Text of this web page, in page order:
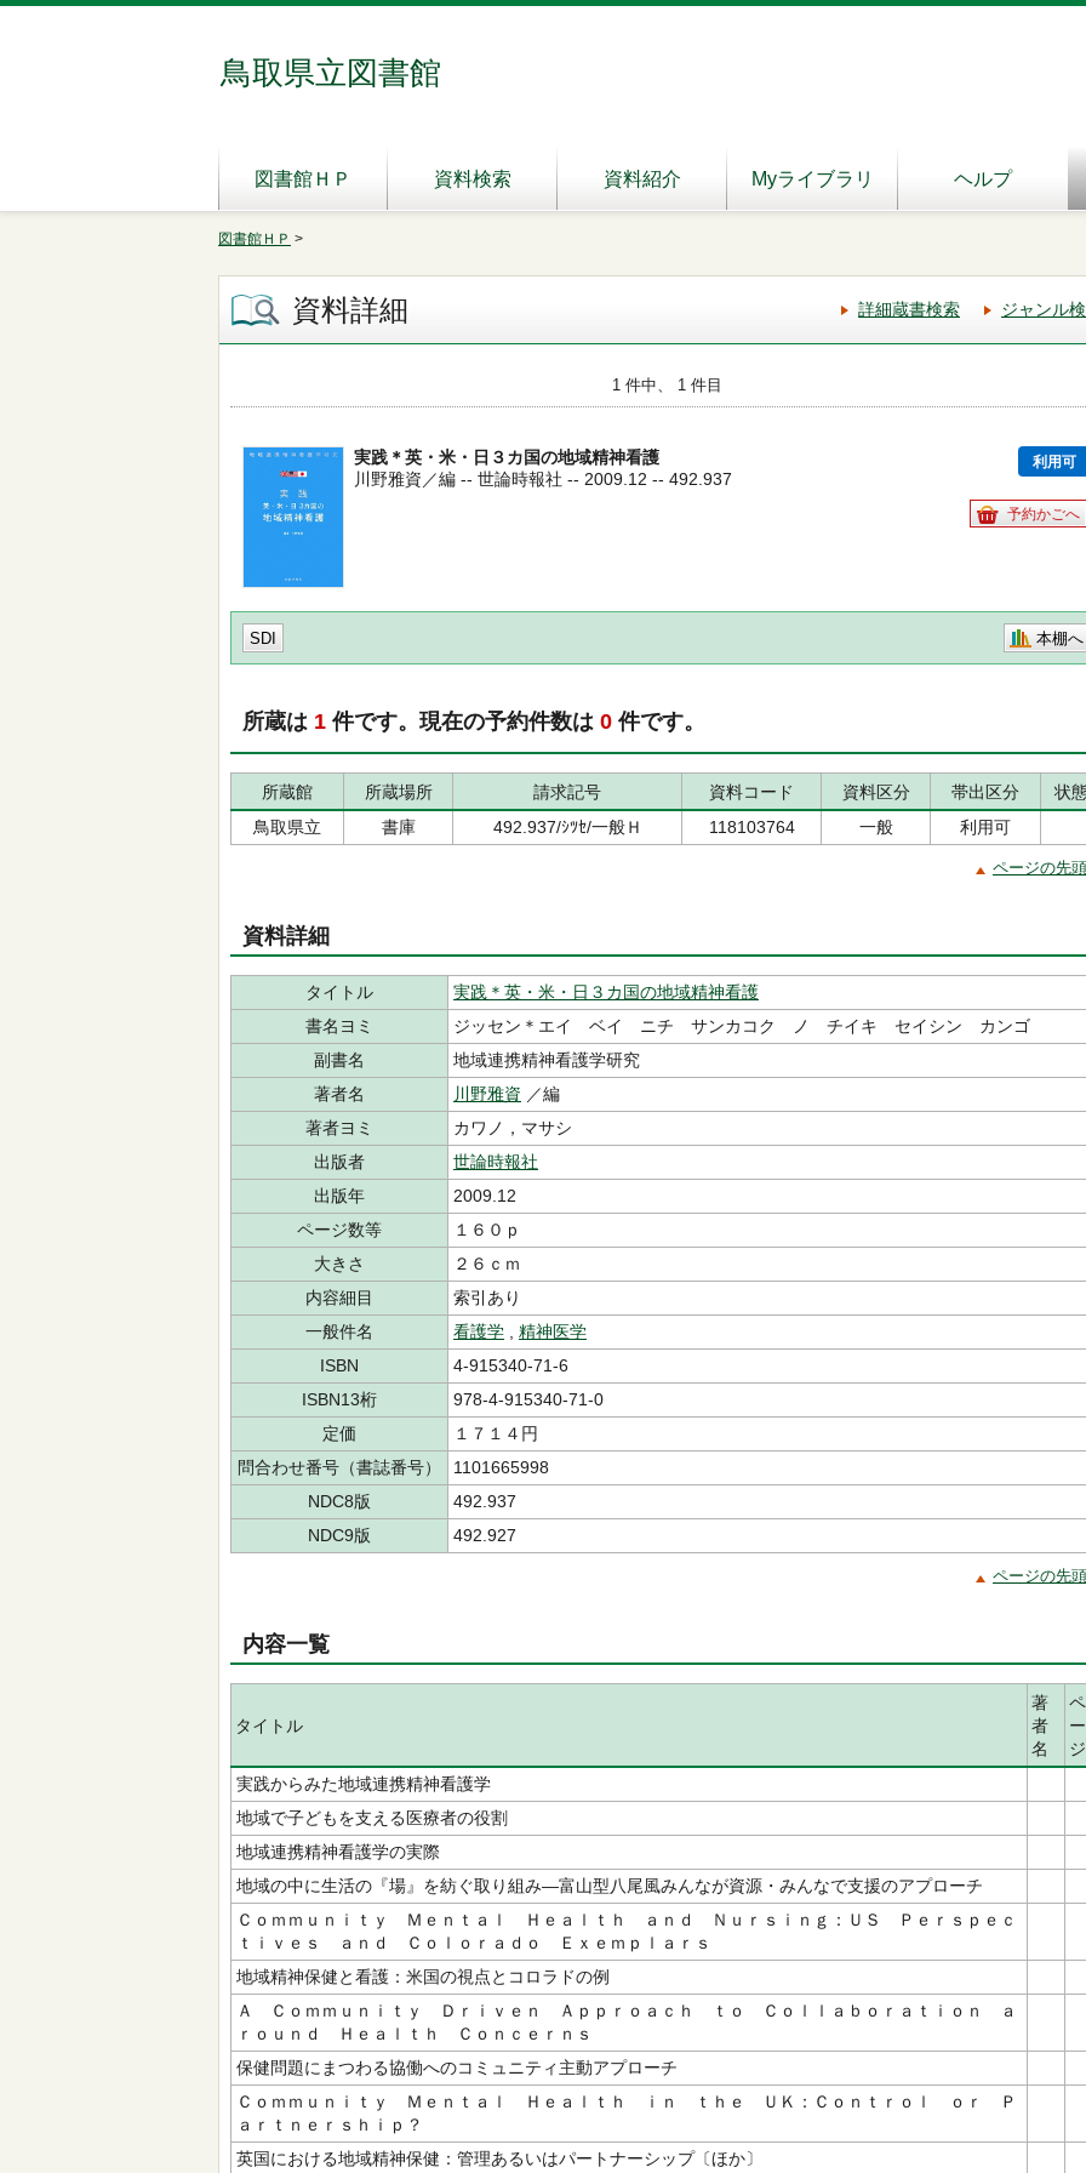
鳥取県立図書館
図書館ＨＰ 資料検索 資料紹介 Myライブラリ ヘルプ
図書館ＨＰ >
資料詳細 詳細蔵書検索 ジャンル
1 件中、 1 件目
実践＊英・米・日３カ国の地域精神看護 利用可
予約かごへ
川野雅資／編 -- 世論時報社 -- 2009.12 -- 492.937
SDI 本棚へ
所蔵は 1 件です。現在の予約件数は 0 件です。
所蔵館 所蔵場所 請求記号 資料コード 資料区分 帯出区分
状
鳥取県立
書庫 492.937/ｼﾂｾ/一般Ｈ 118103764 一般 利用可
ページの先
資料詳細
タイトル
実践＊英・米・日３カ国の地域精神看護
書名ヨミ
ジッセン＊エイ ベイ ニチ サンカコク ノ チイキ セイシン カンゴ
副書名
地域連携精神看護学研究
著者名
川野雅資 ／編
著者ヨミ
カワノ，マサシ
出版者
世論時報社
出版年
2009.12
ページ数等
１６０ｐ
大きさ
２６ｃｍ
内容細目
索引あり
一般件名
看護学
精神医学
ISBN
4-915340-71-6
ISBN13桁
978-4-915340-71-0
定価
１７１４円
問合わせ番号（書誌番号）
1101665998
NDC8版
492.937
NDC9版
492.927
ページの先
内容一覧
タイトル
著
者
名
ペ
ー
ジ
実践からみた地域連携精神看護学
地域で子どもを支える医療者の役割
地域連携精神看護学の実際
地域の中に生活の『場』を紡ぐ取り組み―富山型八尾風みんなが資源・みんなで支援のアプローチ
Ｃｏｍｍｕｎｉｔｙ Ｍｅｎｔａｌ Ｈｅａｌｔｈ ａｎｄ Ｎｕｒｓｉｎｇ：ＵＳ Ｐｅｒｓｐｅｃ
ｔｉｖｅｓ ａｎｄ Ｃｏｌｏｒａｄｏ Ｅｘｅｍｐｌａｒｓ
地域精神保健と看護：米国の視点とコロラドの例
Ａ Ｃｏｍｍｕｎｉｔｙ Ｄｒｉｖｅｎ Ａｐｐｒｏａｃｈ ｔｏ Ｃｏｌｌａｂｏｒａｔｉｏｎ ａ
ｒｏｕｎｄ Ｈｅａｌｔｈ Ｃｏｎｃｅｒｎｓ
保健問題にまつわる協働へのコミュニティ主動アプローチ
Ｃｏｍｍｕｎｉｔｙ Ｍｅｎｔａｌ Ｈｅａｌｔｈ ｉｎ ｔｈｅ ＵＫ：Ｃｏｎｔｒｏｌ ｏｒ Ｐ
ａｒｔｎｅｒｓｈｉｐ？
英国における地域精神保健：管理あるいはパートナーシップ〔ほか〕